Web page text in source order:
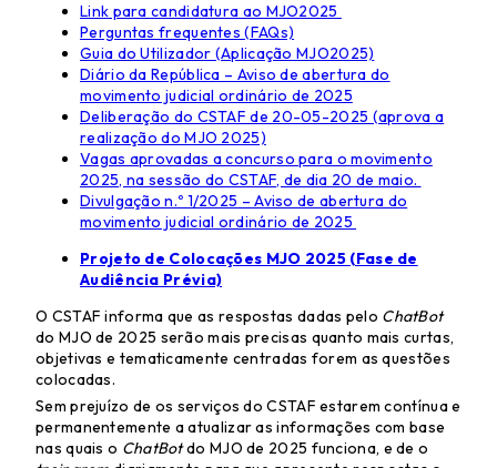
Link para candidatura ao MJO2025
Perguntas frequentes (FAQs)
Guia do Utilizador (Aplicação MJO2025)
Diário da República – Aviso de abertura do
movimento judicial ordinário de 2025
Deliberação do CSTAF de 20-05-2025 (aprova a
realização do MJO 2025)
Vagas aprovadas a concurso para o movimento
2025, na sessão do CSTAF, de dia 20 de maio.
Divulgação n.º 1/2025 – Aviso de abertura do
movimento judicial ordinário de 2025
Projeto de Colocações MJO 2025 (Fase de
Audiência Prévia)
O CSTAF informa que as respostas dadas pelo ChatBot
do MJO de 2025 serão mais precisas quanto mais curtas,
objetivas e tematicamente centradas forem as questões
colocadas.
Sem prejuízo de os serviços do CSTAF estarem contínua e
permanentemente a atualizar as informações com base
nas quais o ChatBotdo MJO de 2025 funciona, e de o